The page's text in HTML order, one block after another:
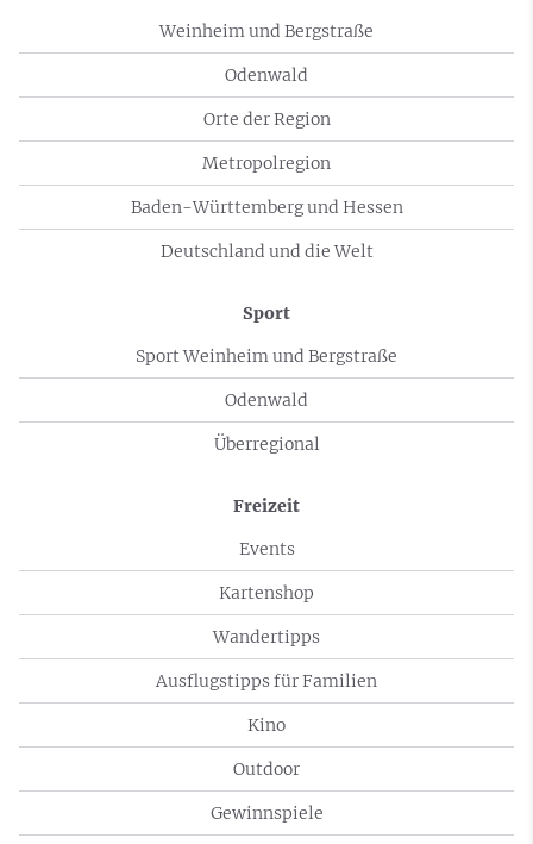
Weinheim und Bergstraße
Odenwald
Orte der Region
Metropolregion
Baden-Württemberg und Hessen
Deutschland und die Welt
Sport
Sport Weinheim und Bergstraße
Odenwald
Überregional
Freizeit
Events
Kartenshop
Wandertipps
Ausflugstipps für Familien
Kino
Outdoor
Gewinnspiele